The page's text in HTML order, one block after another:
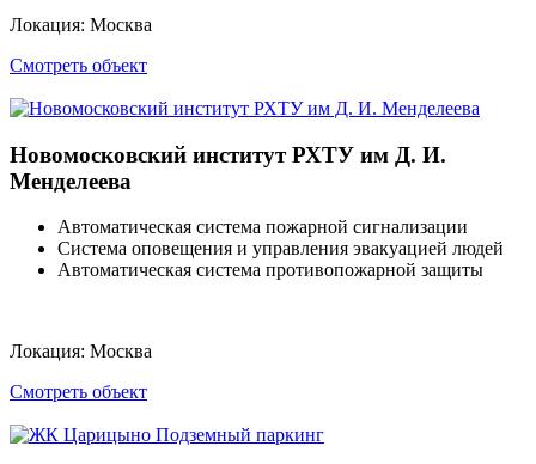
Локация: Москва
Смотреть объект
Новомосковский институт РХТУ им Д. И.
Менделеева
Автоматическая система пожарной сигнализации
Система оповещения и управления эвакуацией людей
Автоматическая система противопожарной защиты
Локация: Москва
Смотреть объект